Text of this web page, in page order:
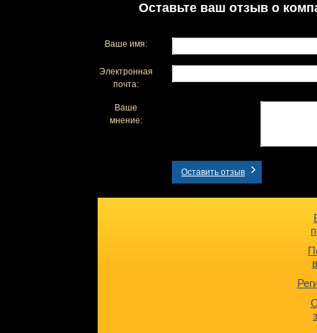
Оставьте ваш отзыв о
Ваше имя:
Электронная
почта:
Ваше
мнение:
Оставить отзыв